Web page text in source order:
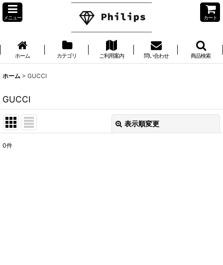
メニュー カート
ホーム カテゴリ ご利用案内 問い合わせ 商品検索
ホーム > GUCCI
GUCCI
表示順変更
0件